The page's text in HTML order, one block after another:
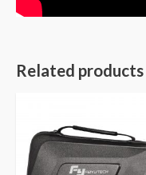
Related products